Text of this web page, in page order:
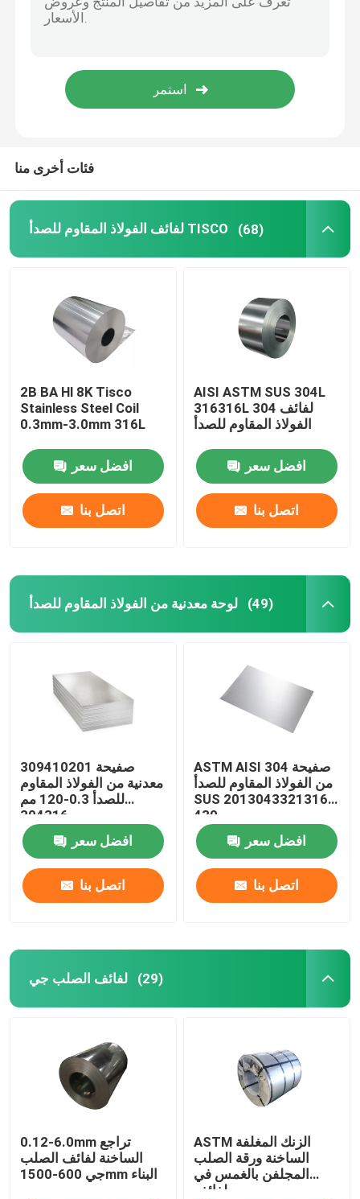
فئات أخرى منا
لفائف الفولاذ المقاوم للصدأ TISCO (68)
2B BA Hl 8K Tisco
Stainless Steel Coil
0.3mm-3.0mm 316L
افضل سعر
اتصل بنا
AISI ASTM SUS 304L
316316L 304 لفائف
الفولاذ المقاوم للصدأ
افضل سعر
اتصل بنا
لوحة معدنية من الفولاذ المقاوم للصدأ (49)
309410201 صفيحة
معدنية من الفولاذ المقاوم
للصدأ 0.3-120 مم
304316
افضل سعر
اتصل بنا
ASTM AISI 304 صفيحة
من الفولاذ المقاوم للصدأ
SUS 2013043321316L
430
افضل سعر
اتصل بنا
لفائف الصلب جي (29)
0.12-6.0mm تراجع
الساخنة لفائف الصلب
جي 600-1500mm البناء
ASTM الزنك المغلفة
الساخنة ورقة الصلب
المجلفن بالغمس في
لفائف